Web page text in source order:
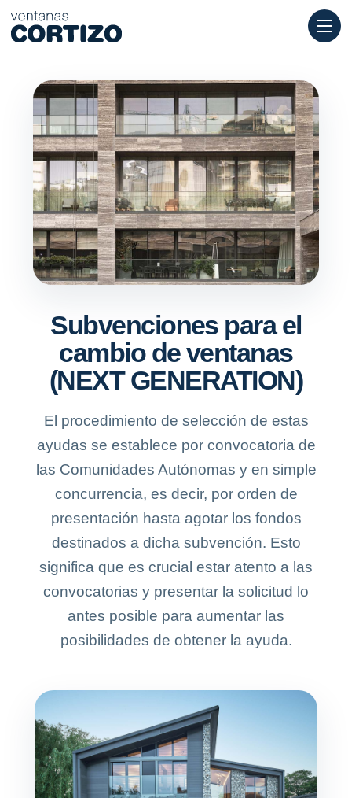
Ventanas Cortizo es una red especializada en ventanas de
Productos
Presupuesto
Subvenciones para el
cambio de ventanas
(NEXT GENERATION)
El procedimiento de selección de estas
ayudas se establece por convocatoria de
las Comunidades Autónomas y en simple
concurrencia, es decir, por orden de
presentación hasta agotar los fondos
destinados a dicha subvención. Esto
significa que es crucial estar atento a las
convocatorias y presentar la solicitud lo
antes posible para aumentar las
posibilidades de obtener la ayuda.